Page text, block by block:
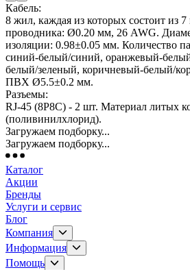
Кабель:
8 жил, каждая из которых состоит из
проводника: Ø0.20 мм, 26 AWG.
изоляции: 0.98±0.05 мм. Количество
синий-белый/синий, оранжевый-
белый/зеленый, коричневый-белый/
ПВХ Ø5.5±0.2 мм.
Разъемы:
RJ-45 (8P8C) - 2 шт. Материал литых
(поливинилхлорид).
Загружаем подборку...
Загружаем подборку...
Каталог
Акции
Бренды
Услуги и сервис
Блог
Компания
Информация
Помощь